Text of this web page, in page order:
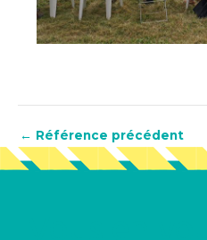
← Référence précédent